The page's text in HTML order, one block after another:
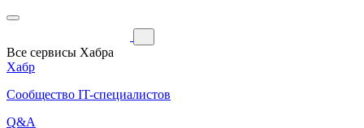
Все сервисы Хабра
Хабр
Сообщество IT-специалистов
Q&A